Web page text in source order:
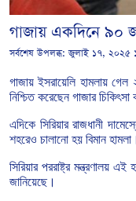
গাজায় একদিনে ৯০
সর্বশেষ উপলব্ধ:জুলাই ১৭, ২০২৫
গাজায় ইসরায়েলি হামলায় গেল
নিশ্চিত করেছেন গাজার চিকিৎসা
এদিকে সিরিয়ার রাজধানী
শহরেও চালানো হয় বিমান হামলা।
সিরিয়ার পররাষ্ট্র মন্ত্রণালয় এই
জানিয়েছে।